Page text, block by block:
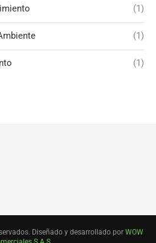
(1)
(1)
(1)
Diseñado y desarrollado por WOW